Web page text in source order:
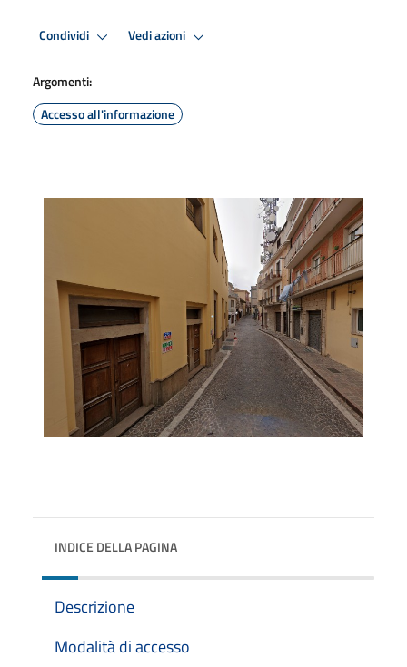
Condividi Vedi azioni
Argomenti:
Accesso all'informazione
INDICE DELLA PAGINA
Descrizione
Modalità di accesso